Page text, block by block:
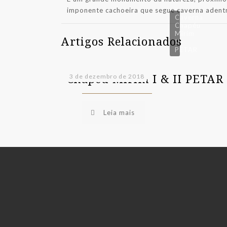
imponente cachoeira que segue caverna
Artigos Relacionados
Caverna
Chapéu
Mirim
II
PETAR
3 de dezembro de 2018
Chapéu Mirim I & II PETAR
Leia mais